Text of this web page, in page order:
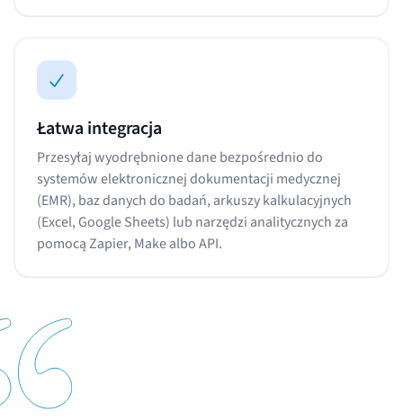
Łatwa integracja
Przesyłaj wyodrębnione dane bezpośrednio do
systemów elektronicznej dokumentacji medycznej
(EMR), baz danych do badań, arkuszy kalkulacyjnych
(Excel, Google Sheets) lub narzędzi analitycznych za
pomocą Zapier, Make albo API.